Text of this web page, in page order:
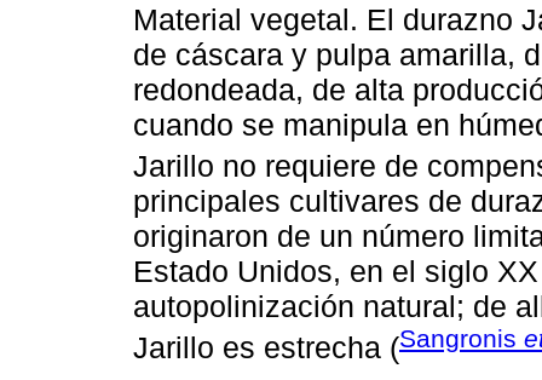
Material vegetal. El durazno
de cáscara y pulpa amarilla,
redondeada, de alta
cuando se manipula en
Jarillo no requiere de
principales cultivares de
originaron de un número
Estado Unidos, en el siglo
autopolinización natural; de
Jarillo es estrecha (Sangronis